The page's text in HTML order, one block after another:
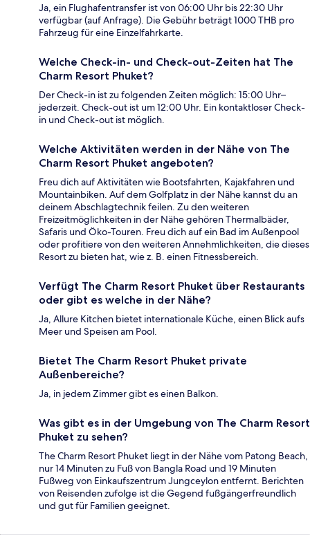
Ja, ein Flughafentransfer ist von 06:00 Uhr bis 22:30 Uhr
verfügbar (auf Anfrage). Die Gebühr beträgt 1000 THB pro
Fahrzeug für eine Einzelfahrkarte.
Welche Check-in- und Check-out-Zeiten hat The
Charm Resort Phuket?
Der Check-in ist zu folgenden Zeiten möglich: 15:00 Uhr–
jederzeit. Check-out ist um 12:00 Uhr. Ein kontaktloser Check-
in und Check-out ist möglich.
Welche Aktivitäten werden in der Nähe von The
Charm Resort Phuket angeboten?
Freu dich auf Aktivitäten wie Bootsfahrten, Kajakfahren und
Mountainbiken. Auf dem Golfplatz in der Nähe kannst du an
deinem Abschlagtechnik feilen. Zu den weiteren
Freizeitmöglichkeiten in der Nähe gehören Thermalbäder,
Safaris und Öko-Touren. Freu dich auf ein Bad im Außenpool
oder profitiere von den weiteren Annehmlichkeiten, die dieses
Resort zu bieten hat, wie z. B. einen Fitnessbereich.
Verfügt The Charm Resort Phuket über Restaurants
oder gibt es welche in der Nähe?
Ja, Allure Kitchen bietet internationale Küche, einen Blick aufs
Meer und Speisen am Pool.
Bietet The Charm Resort Phuket private
Außenbereiche?
Ja, in jedem Zimmer gibt es einen Balkon.
Was gibt es in der Umgebung von The Charm Resort
Phuket zu sehen?
The Charm Resort Phuket liegt in der Nähe vom Patong Beach,
nur 14 Minuten zu Fuß von Bangla Road und 19 Minuten
Fußweg von Einkaufszentrum Jungceylon entfernt. Berichten
von Reisenden zufolge ist die Gegend fußgängerfreundlich
und gut für Familien geeignet.